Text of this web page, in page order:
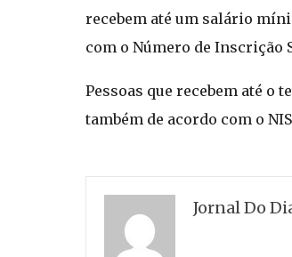
recebem até um salário
com o Número de Inscrição
Pessoas que recebem até o
também de acordo com o
Jornal Do